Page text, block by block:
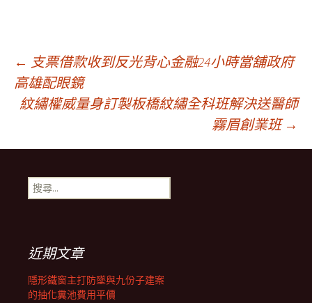
文
章
導
覽
列
← 支票借款收到反光背心金融24小時當舖政府
高雄配眼鏡
紋繡權威量身訂製板橋紋繡全科班解決送醫師
霧眉創業班 →
搜
尋
近期文章
隱形鐵窗主打防墜與九份子建案
的抽化糞池費用平價